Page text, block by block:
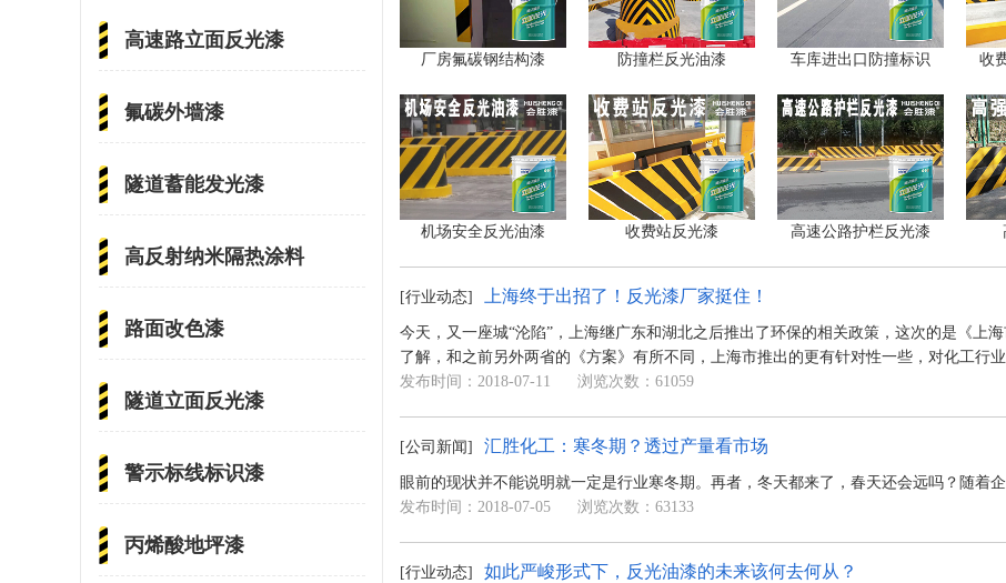
高速路立面反光漆
氟碳外墙漆
隧道蓄能发光漆
高反射纳米隔热涂料
路面改色漆
隧道立面反光漆
警示标线标识漆
丙烯酸地坪漆
厂房氟碳钢结构漆 防撞栏反光油漆 车库进出口防撞标识 收
机场安全反光油漆 收费站反光漆 高速公路护栏反光漆
[行业动态] 上海终于出招了！反光漆厂家挺住！
今天，又一座城“沦陷”，上海继广东和湖北之后推出了环保的相关政策，这次的是《上
了解，和之前另外两省的《方案》有所不同，上海市推出的更有针对性一些，对化工行业
发布时间：2018-07-11
浏览次数：61059
[公司新闻] 汇胜化工：寒冬期？透过产量看市场
眼前的现状并不能说明就一定是行业寒冬期。再者，冬天都来了，春天还会远吗？随着
发布时间：2018-07-05
浏览次数：63133
[行业动态] 如此严峻形式下，反光油漆的未来该何去何从？